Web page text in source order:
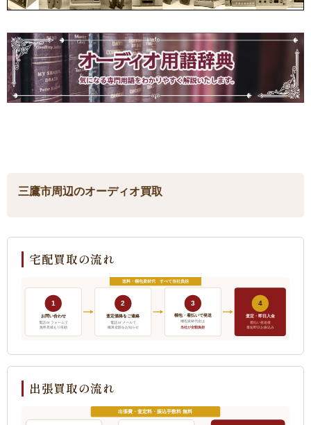
三鷹市周辺のオーディオ買取
宅配買取の流れ
送料・梱包資材代 すべて当社負担
1
お問い合わせ
電話 or フォームで
無料見積もり依頼
2
査定価格をご連絡
電話 or メールで
概算金額をお知らせ
3
梱包・着払いで発送
梱包資材代金は
当社が全額負担
4
査定・即日入金
着払い発送後
最短即日お振込み
出張買取の流れ
出張費・査定料・振込手数料 無料